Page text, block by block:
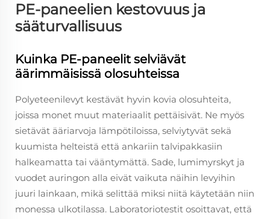
PE-paneelien kestovuus ja
sääturvallisuus
Kuinka PE-paneelit selviävät
äärimmäisissä olosuhteissa
Polyeteenilevyt kestävät hyvin kovia olosuhteita,
joissa monet muut materiaalit pettäisivät. Ne myös
sietävät ääriarvoja lämpötiloissa, selviytyvät sekä
kuumista helteistä että ankariin talvipakkasiin
halkeamatta tai vääntymättä. Sade, lumimyrskyt ja
vuodet auringon alla eivät vaikuta näihin levyihin
juuri lainkaan, mikä selittää miksi niitä käytetään niin
monessa ulkotilassa. Laboratoriotestit osoittavat, että